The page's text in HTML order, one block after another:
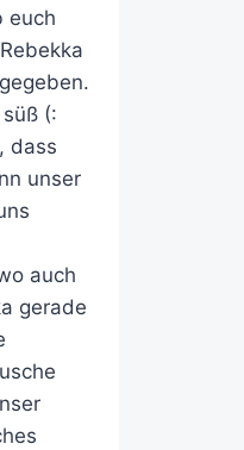
euch
(:
dass
unser
auch
gerade